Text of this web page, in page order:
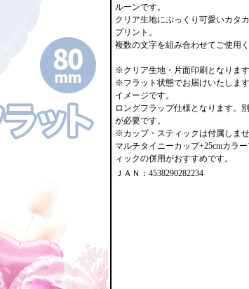
ルーンです。
クリア生地にぷっくり可愛いカタ
プリント。
複数の文字を組み合わせてご使用く
※クリア生地・片面印刷となります
※フラット状態でお届けいたしま
イメージです。
ロングフラップ仕様となります。
が必要です。
※カップ・スティックは付属しませ
マルチタイニーカップ+25cmカラ
ィックの併用がおすすめです。
ＪＡＮ：4538290282234